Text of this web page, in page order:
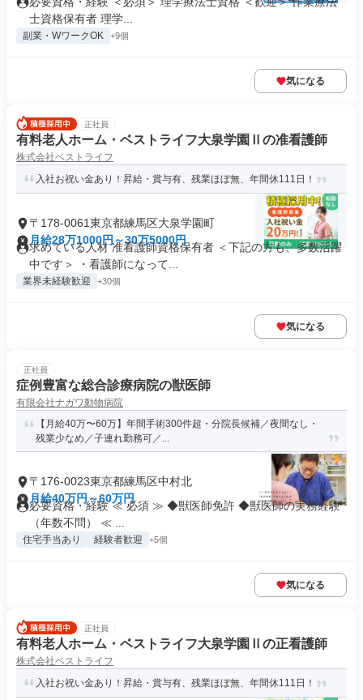
士資格保有者 理学...
副業・WワークOK +9個
気になる
正社員
有料老人ホーム・ベストライフ大泉学園Ⅱの准看護師
株式会社ベストライフ
入社お祝い金あり！昇給・賞与有、残業ほぼ無、年間休111日！
〒178-0061東京都練馬区大泉学園町
月給28万1000円～30万5000円
求めている人材 准看護師資格保有者 ＜下記の方も、多数活躍
中です＞ ・看護師になって...
業界未経験歓迎 +30個
気になる
正社員
症例豊富な総合診療病院の獣医師
有限会社ナガワ動物病院
【月給40万〜60万】年間手術300件超・分院長候補／夜間なし・
残業少なめ／子連れ勤務可／...
〒176-0023東京都練馬区中村北
月給40万円～60万円
必要資格・経験 ≪ 必須 ≫ ◆獣医師免許 ◆獣医師の実務経験
（年数不問） ≪ ...
住宅手当あり 経験者歓迎 +5個
気になる
正社員
有料老人ホーム・ベストライフ大泉学園Ⅱの正看護師
株式会社ベストライフ
入社お祝い金あり！昇給・賞与有、残業ほぼ無、年間休111日！